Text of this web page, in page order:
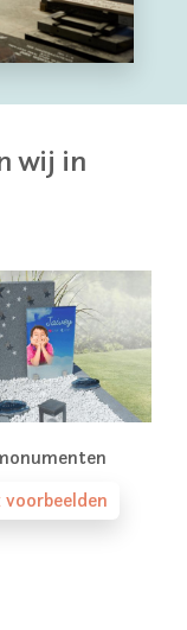
wij in
voorbeelden